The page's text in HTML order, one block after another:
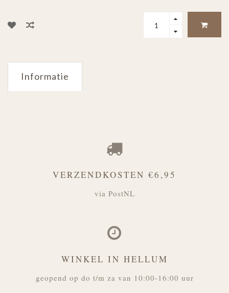
Informatie
VERZENDKOSTEN €6,95
via PostNL
WINKEL IN HELLUM
geopend op do t/m za van 10:00-16:00 uur